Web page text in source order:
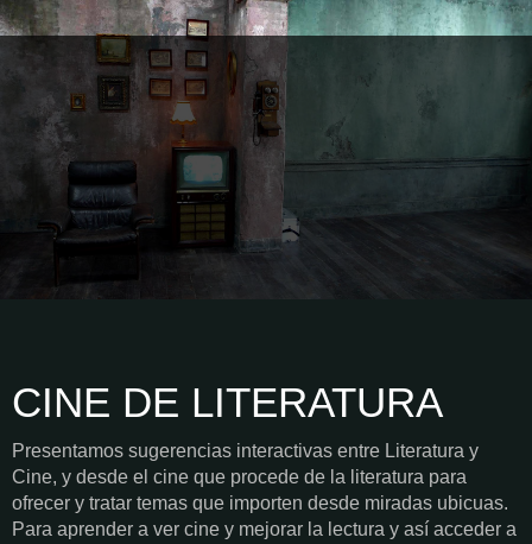
CINE DE LITERATURA
Presentamos sugerencias interactivas entre Literatura y
Cine, y desde el cine que procede de la literatura para
ofrecer y tratar temas que importen desde miradas ubicuas.
Para aprender a ver cine y mejorar la lectura y así acceder a